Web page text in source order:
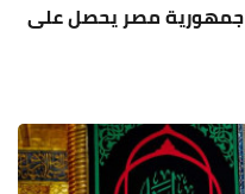
جمهورية مصر يحصل على